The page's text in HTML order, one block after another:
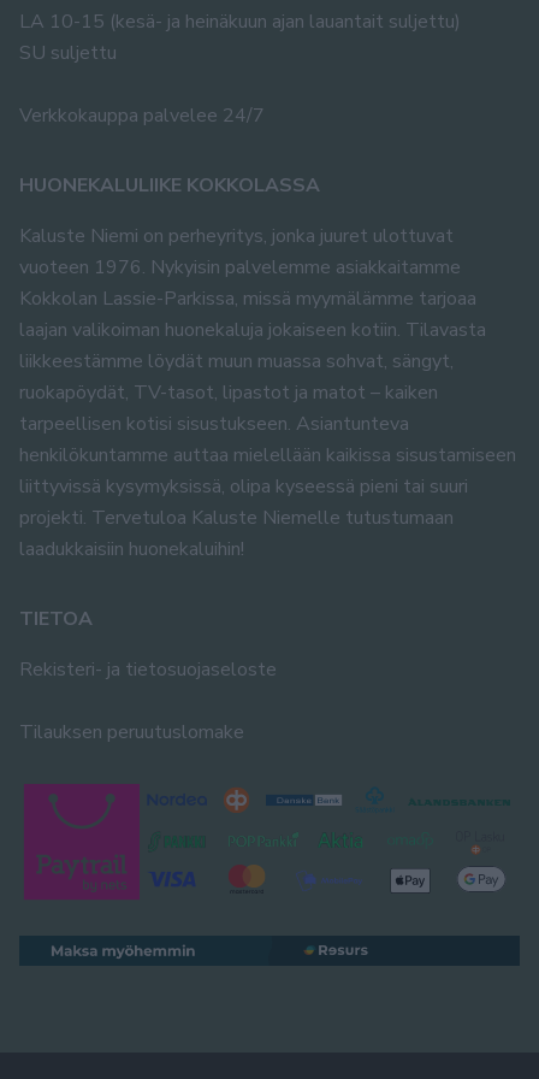
LA 10-15 (kesä- ja heinäkuun ajan lauantait suljettu)
SU suljettu
Verkkokauppa palvelee 24/7
HUONEKALULIIKE KOKKOLASSA
Kaluste Niemi on perheyritys, jonka juuret ulottuvat
vuoteen 1976. Nykyisin palvelemme asiakkaitamme
Kokkolan Lassie-Parkissa, missä myymälämme tarjoaa
laajan valikoiman huonekaluja jokaiseen kotiin. Tilavasta
liikkeestämme löydät muun muassa sohvat, sängyt,
ruokapöydät, TV-tasot, lipastot ja matot – kaiken
tarpeellisen kotisi sisustukseen. Asiantunteva
henkilökuntamme auttaa mielellään kaikissa sisustamiseen
liittyvissä kysymyksissä, olipa kyseessä pieni tai suuri
projekti. Tervetuloa Kaluste Niemelle tutustumaan
laadukkaisiin huonekaluihin!
TIETOA
Rekisteri- ja tietosuojaseloste
Tilauksen peruutuslomake